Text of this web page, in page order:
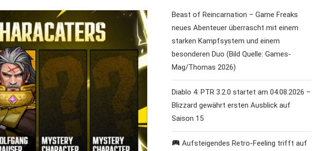
Beast of Reincarnation – Game Freaks
neues Abenteuer überrascht mit einem
starken Kampfsystem und einem
besonderen Duo (Bild Quelle: Games-
Mag/Thomas 2026)
Diablo 4: PTR 3.2.0 startet am 04.08.2026 –
Blizzard gewährt ersten Ausblick auf
Saison 15
Aufsteigendes Retro-Feeling trifft auf